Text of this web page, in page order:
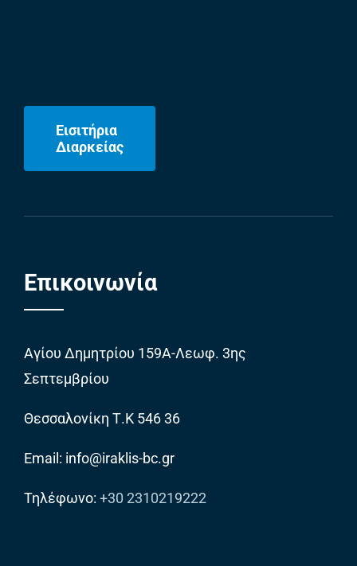
Εισιτήρια
Διαρκείας
Επικοινωνία
Αγίου Δημητρίου 159Α-Λεωφ. 3ης
Σεπτεμβρίου
Θεσσαλονίκη Τ.Κ 546 36
Email: info@iraklis-bc.gr
Τηλέφωνο: +30 2310219222